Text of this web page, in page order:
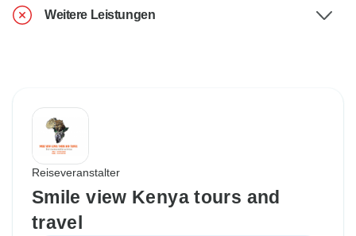
Weitere Leistungen
Reiseveranstalter
Smile view Kenya tours and
travel